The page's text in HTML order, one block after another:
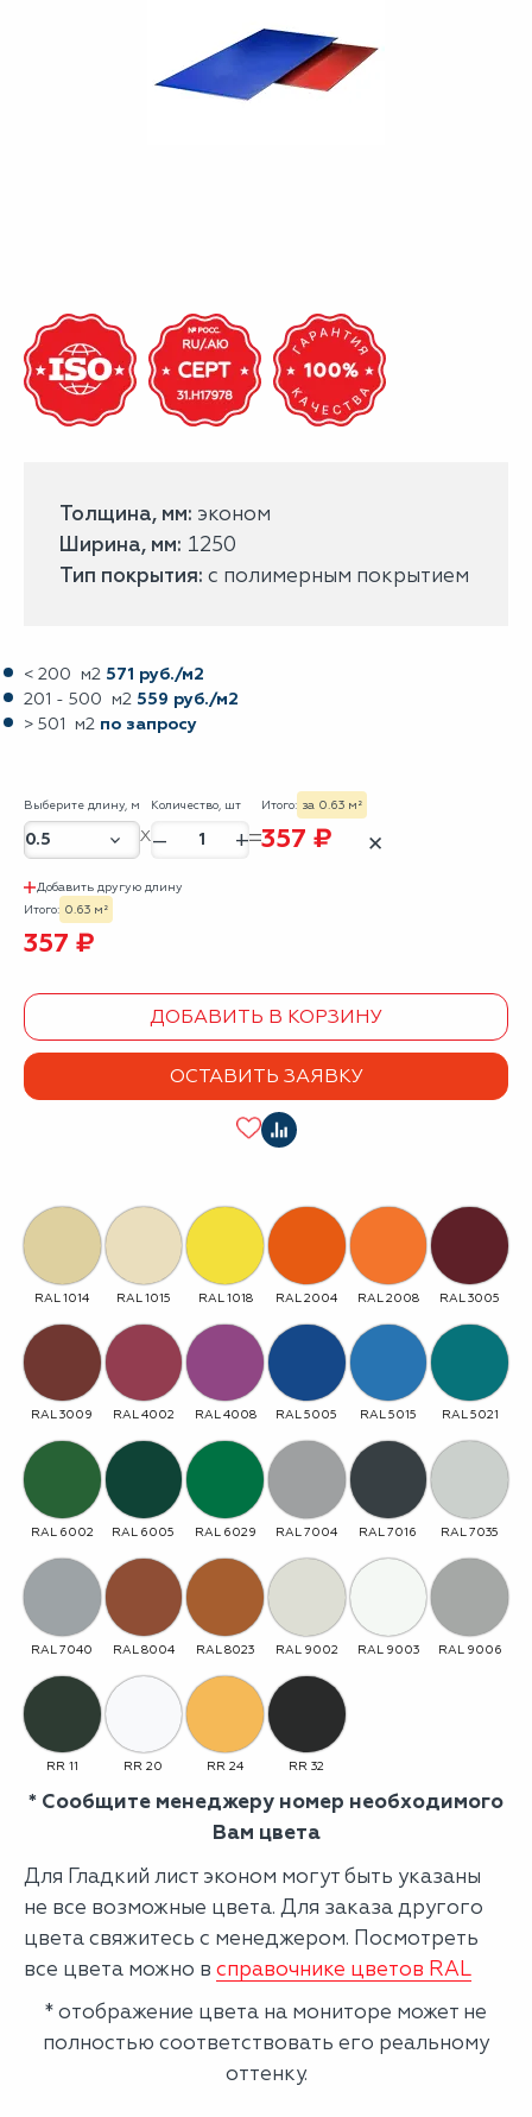
Толщина, мм: эконом
Ширина, мм: 1250
Тип покрытия: с полимерным покрытием
< 200 м2 571 руб./м2
201 - 500 м2 559 руб./м2
> 501 м2 по запросу
Выберите длину, м Количество, шт
– +
Итого: за 0.63 м²
357 ₽ ✕
Добавить другую длину
Итого: 0.63 м²
357 ₽
ДОБАВИТЬ В КОРЗИНУ
ОСТАВИТЬ ЗАЯВКУ
RAL 1014 RAL 1015 RAL 1018 RAL 2004 RAL 2008 RAL 3005
RAL 3009 RAL 4002 RAL 4008 RAL 5005 RAL 5015 RAL 5021
RAL 6002 RAL 6005 RAL 6029 RAL 7004 RAL 7016 RAL 7035
RAL 7040 RAL 8004 RAL 8023 RAL 9002 RAL 9003 RAL 9006
RR 11 RR 20 RR 24 RR 32
* Сообщите менеджеру номер необходимого
Вам цвета
Для Гладкий лист эконом могут быть указаны
не все возможные цвета. Для заказа другого
цвета свяжитесь с менеджером. Посмотреть
все цвета можно в справочнике цветов RAL
* отображение цвета на мониторе может не
полностью соответствовать его реальному
оттенку.